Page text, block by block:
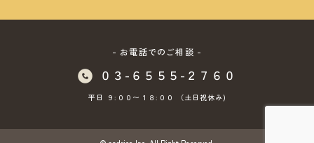
- お電話でのご相談 -
０３-６５５５-２７６０
平日 ９:００〜１８:００ （土日祝休み)